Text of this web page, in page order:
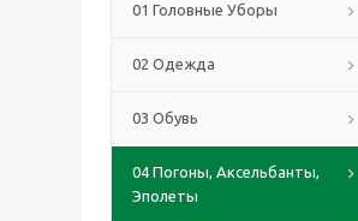
01 Головные Уборы
02 Одежда
03 Обувь
04 Погоны, Аксельбанты,
Эполеты